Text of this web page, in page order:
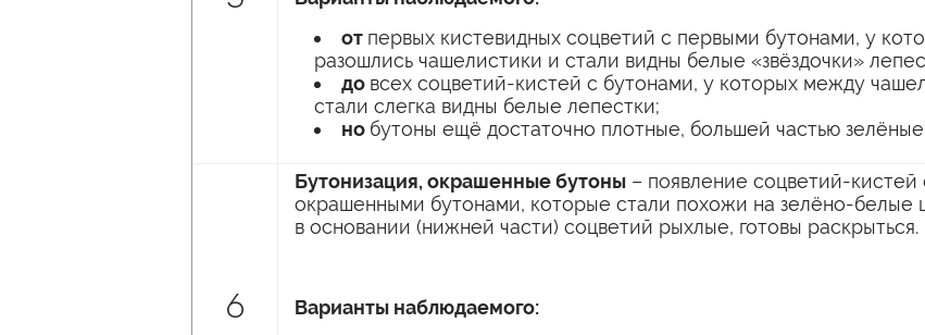
от первых кистевидных соцветий с первыми бутонами, у
разошлись чашелистики и стали видны белые «звёздочки»
до всех соцветий-кистей с бутонами, у которых между
стали слегка видны белые лепестки;
но бутоны ещё достаточно плотные, большей частью
6
Бутонизация, окрашенные бутоны – появление соцветий-кистей
окрашенными бутонами, которые стали похожи на зелёно-белые
в основании (нижней части) соцветий рыхлые, готовы раскрыться.
Варианты наблюдаемого: